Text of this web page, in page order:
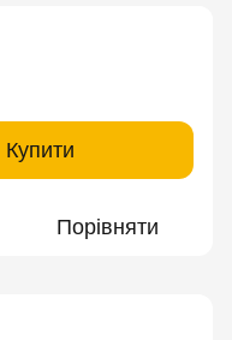
Купити
Порівняти